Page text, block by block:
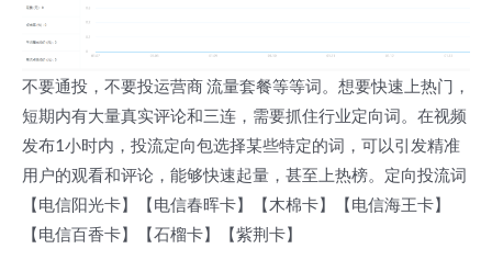
不要通投，不要投运营商 流量套餐等等词。想要快速上热门，
短期内有大量真实评论和三连，需要抓住行业定向词。在视频
发布1小时内，投流定向包选择某些特定的词，可以引发精准
用户的观看和评论，能够快速起量，甚至上热榜。定向投流词
【电信阳光卡】【电信春晖卡】【木棉卡】【电信海王卡】
【电信百香卡】【石榴卡】【紫荆卡】